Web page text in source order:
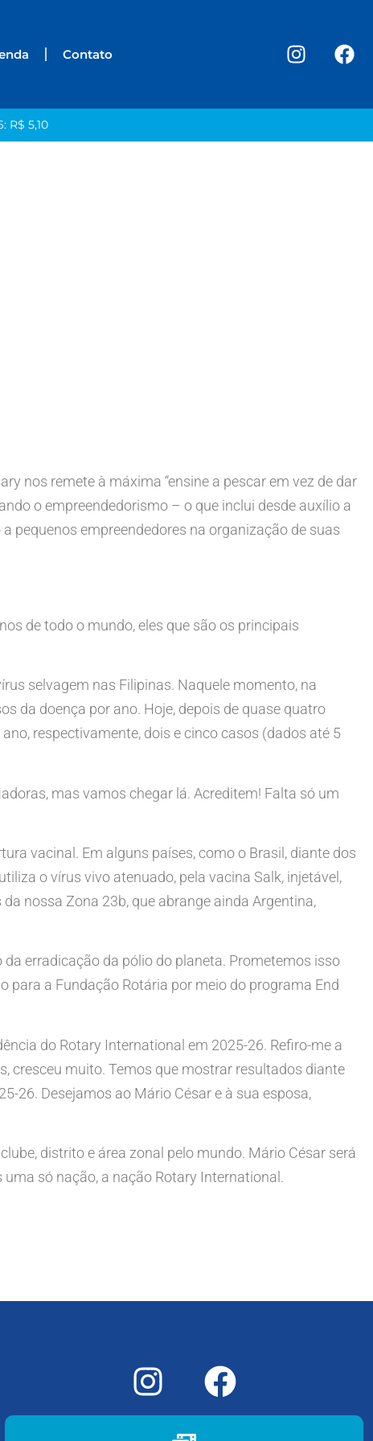
Contato
R$ 5,10
nos remete à máxima “ensine a pescar em vez de dar
o empreendedorismo – o que inclui desde auxílio a
pequenos empreendedores na organização de suas
de todo o mundo, eles que são os principais
selvagem nas Filipinas. Naquele momento, na
da doença por ano. Hoje, depois de quase quatro
respectivamente, dois e cinco casos (dados até 5
mas vamos chegar lá. Acreditem! Falta só um
vacinal. Em alguns países, como o Brasil, diante dos
o vírus vivo atenuado, pela vacina Salk, injetável,
nossa Zona 23b, que abrange ainda Argentina,
erradicação da pólio do planeta. Prometemos isso
a Fundação Rotária por meio do programa End
do Rotary International em 2025-26. Refiro-me a
cresceu muito. Temos que mostrar resultados diante
26. Desejamos ao Mário César e à sua esposa,
distrito e área zonal pelo mundo. Mário César será
só nação, a nação Rotary International.